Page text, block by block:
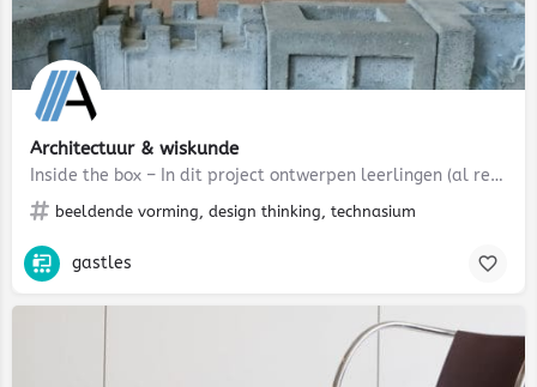
Architectuur & wiskunde
Inside the box – In dit project ontwerpen leerlingen (al rekenend) een klein architectonisch object binnen…
beeldende vorming, design thinking, technasium
gastles